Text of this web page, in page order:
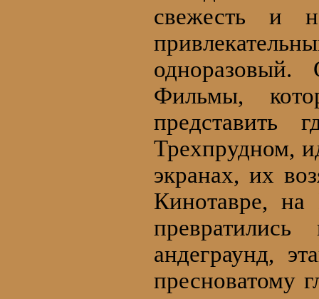
свежесть и
одноразовый.
Фильмы,
представить
Трехпрудном,
экранах, их
Кинотавре,
андеграунд,
пресноватому